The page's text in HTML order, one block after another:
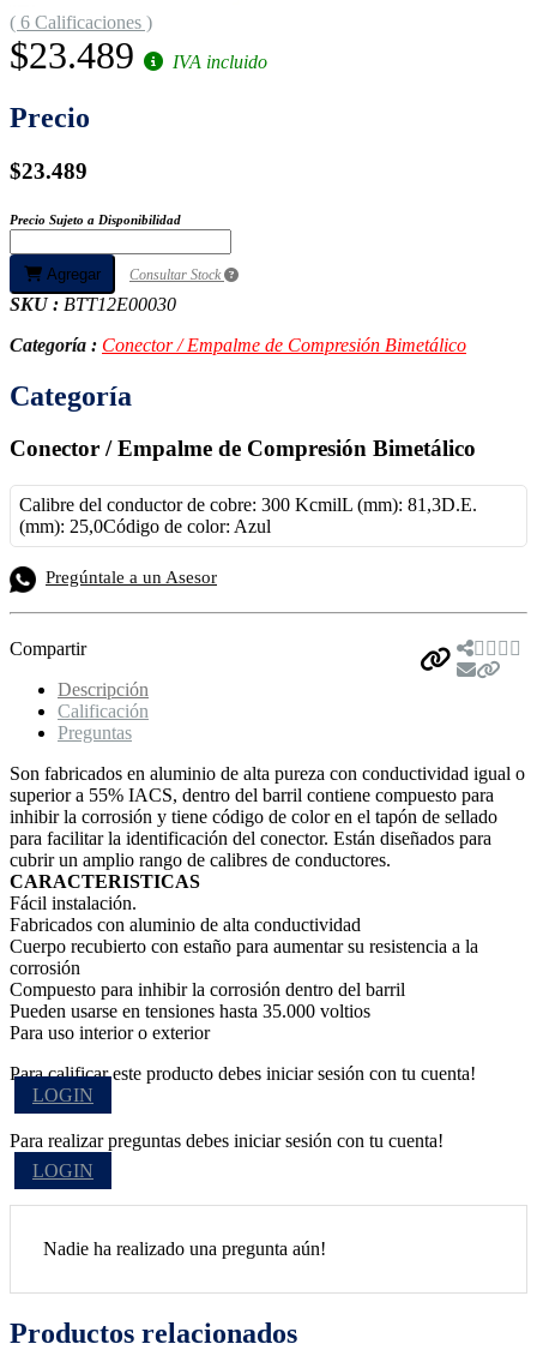
( 6 Calificaciones )
$23.489 IVA incluido
Precio
$23.489
Precio Sujeto a Disponibilidad
Agregar Consultar Stock
SKU : BTT12E00030
Categoría : Conector / Empalme de Compresión Bimetálico
Categoría
Conector / Empalme de Compresión Bimetálico
Calibre del conductor de cobre: 300 KcmilL (mm): 81,3D.E.
(mm): 25,0Código de color: Azul
Pregúntale a un Asesor
Compartir
Descripción
Calificación
Preguntas
Son fabricados en aluminio de alta pureza con conductividad igual o
superior a 55% IACS, dentro del barril contiene compuesto para
inhibir la corrosión y tiene código de color en el tapón de sellado
para facilitar la identificación del conector. Están diseñados para
cubrir un amplio rango de calibres de conductores.
CARACTERISTICAS
Fácil instalación.
Fabricados con aluminio de alta conductividad
Cuerpo recubierto con estaño para aumentar su resistencia a la
corrosión
Compuesto para inhibir la corrosión dentro del barril
Pueden usarse en tensiones hasta 35.000 voltios
Para uso interior o exterior
Para calificar este producto debes iniciar sesión con tu cuenta!
LOGIN
Para realizar preguntas debes iniciar sesión con tu cuenta!
LOGIN
Nadie ha realizado una pregunta aún!
Productos relacionados